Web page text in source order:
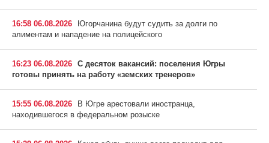
16:58 06.08.2026
Югорчанина будут судить за долги по
алиментам и нападение на полицейского
16:23 06.08.2026 С десяток вакансий: поселения Югры
готовы принять на работу «земских тренеров»
15:55 06.08.2026
В Югре арестовали иностранца,
находившегося в федеральном розыске